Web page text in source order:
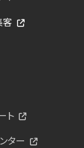
客
ト
ター